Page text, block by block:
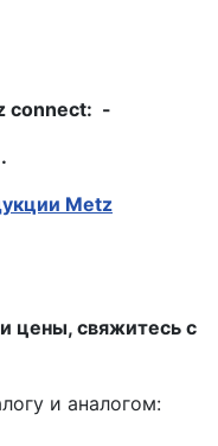
connect: -
.
Metz
цены, свяжитесь с
и аналогом: